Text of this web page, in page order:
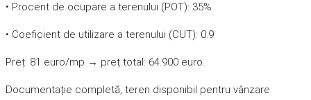
• Procent de ocupare a terenului (POT): 35%
• Coeficient de utilizare a terenului (CUT): 0.9
Preț: 81 euro/mp → preț total: 64.900 euro.
Documentație completă, teren disponibil pentru vânzare